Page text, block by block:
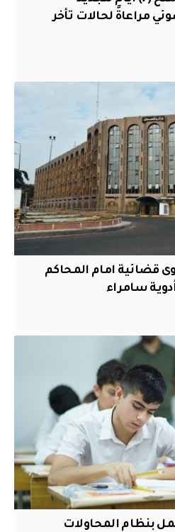
مراعاةً لحالات تأخر
قضائية امام المحاكم
سامراء
بنظام المحاولات